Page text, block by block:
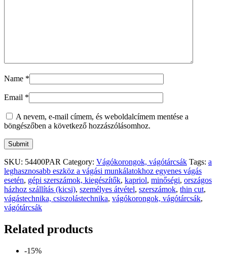
Name *
Email *
A nevem, e-mail címem, és weboldalcímem mentése a
böngészőben a következő hozzászólásomhoz.
SKU: 54400PAR Category: Vágókorongok, vágótárcsák Tags: a
leghasznosabb eszköz a vágási munkálatokhoz egyenes vágás
esetén, gépi szerszámok, kiegészítők, kapriol, minőségi, országos
házhoz szállítás (kicsi), személyes átvétel, szerszámok, thin cut,
vágástechnika, csiszolástechnika, vágókorongok, vágótárcsák,
vágótárcsák
Related products
-15%